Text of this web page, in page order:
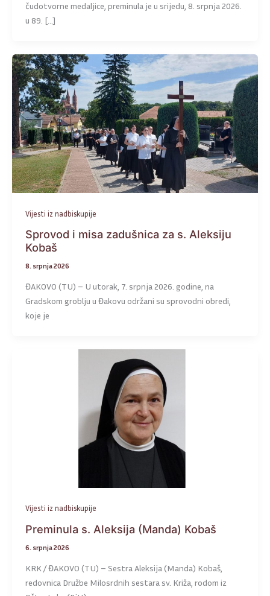
čudotvorne medaljice, preminula je u srijedu, 8. srpnja 2026.
u 89. […]
Vijesti iz nadbiskupije
Sprovod i misa zadušnica za s. Aleksiju
Kobaš
8. srpnja 2026
ĐAKOVO (TU) – U utorak, 7. srpnja 2026. godine, na
Gradskom groblju u Đakovu održani su sprovodni obredi,
koje je
Vijesti iz nadbiskupije
Preminula s. Aleksija (Manda) Kobaš
6. srpnja 2026
KRK / ĐAKOVO (TU) – Sestra Aleksija (Manda) Kobaš,
redovnica Družbe Milosrdnih sestara sv. Križa, rodom iz